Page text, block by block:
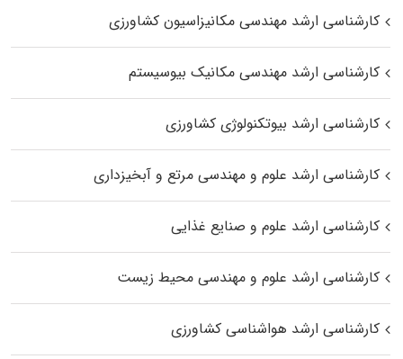
کارشناسی ارشد مهندسی مکانیزاسیون کشاورزی
کارشناسی ارشد مهندسی مکانیک بیوسیستم
کارشناسی ارشد بیوتکنولوژی کشاورزی
کارشناسی ارشد علوم و مهندسی مرتع و آبخیزداری
کارشناسی ارشد علوم و صنایع غذایی
کارشناسی ارشد علوم و مهندسی محیط زیست
کارشناسی ارشد هواشناسی کشاورزی